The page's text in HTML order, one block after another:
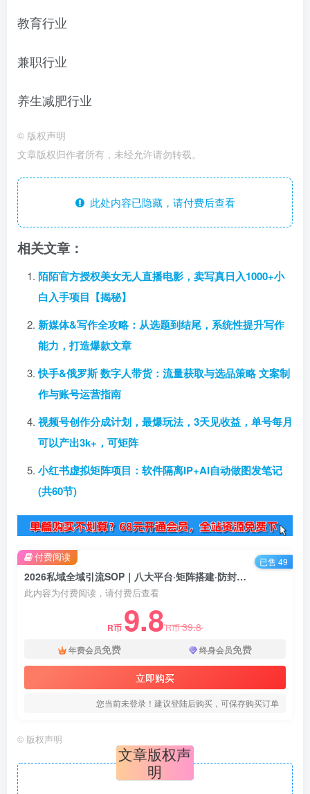
教育行业
兼职行业
养生减肥行业
© 版权声明
文章版权归作者所有，未经允许请勿转载。
此处内容已隐藏，请付费后查看
相关文章：
陌陌官方授权美女无人直播电影，卖写真日入1000+小
白入手项目【揭秘】
新媒体&写作全攻略：从选题到结尾，系统性提升写作
能力，打造爆款文章
快手&俄罗斯 数字人带货：流量获取与选品策略 文案制
作与账号运营指南
视频号创作分成计划，最爆玩法，3天见收益，单号每月
可以产出3k+，可矩阵
小红书虚拟矩阵项目：软件隔离IP+AI自动做图发笔记
(共60节)
2026私域全域引流SOP｜八大平台·矩阵搭建·防封攻略，十行业专属话术流程精准获客变现全课
此内容为付费阅读，请付费后查看
R币 9.8R币39.8
年费会员免费 终身会员免费
立即购买
您当前未登录！建议登陆后购买，可保存购买订单
付费阅读 已售 49
© 版权声明
文章版权声
明